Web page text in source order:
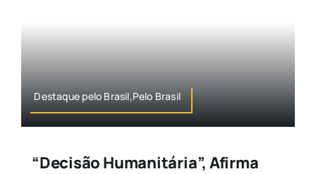
Destaque pelo Brasil,Pelo Brasil
“Decisão Humanitária”, Afirma